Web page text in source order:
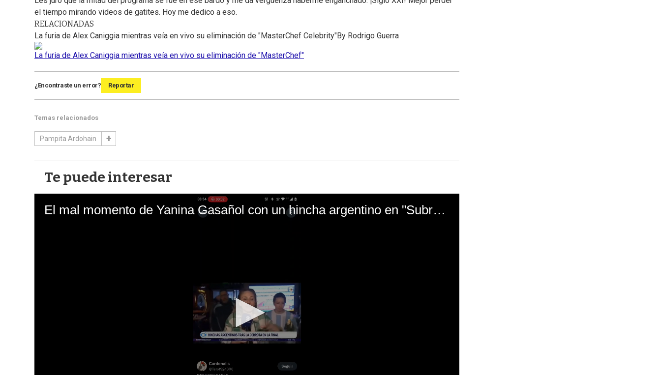
el tiempo mirando videos de gatites. Hoy me dedico a eso.
RELACIONADAS
La furia de Alex Caniggia mientras veía en vivo su eliminación de "MasterChef Celebrity"By Rodrigo Guerra
La furia de Alex Caniggia mientras veía en vivo su eliminación de "MasterChef"
¿Encontraste un error? Reportar
Temas relacionados
Pampita Ardohain
Te puede interesar
El mal momento de Yanina Gasañol con un hincha argentino en "Subrayado"